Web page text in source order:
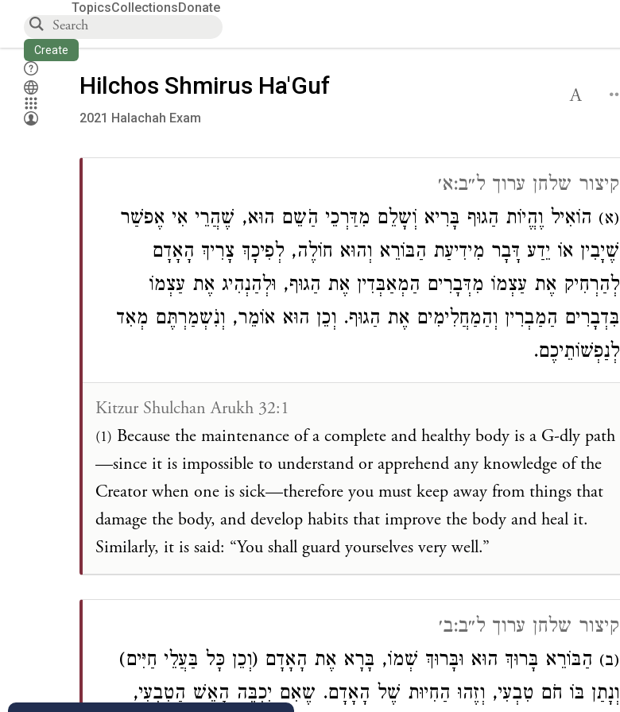
TopicsCollectionsDonate
Create
Hilchos Shmirus Ha'Guf
2021 Halachah Exam
קיצור שלחן ערוך ל״ב:א׳
(א) הוֹאִיל וֶהֱיוֹת הַגוּף בָּרִיא וְֹשָלֵם מִדַּרְכֵי הַֹשֵם הוּא, שֶׁהֲרֵי אִי אֶפשַׁר
שֶׁיָבִין אוֹ יֵדַע דָּבָר מִידִיעַת הַבּוֹרֵא וְהוּא חוֹלֶה, לְפִיכָךְ צָרִיךְ הָאָדָם
לְהַרְחִיק אֶת עַצְמוֹ מִדְּבָרִים הַמְאַבְּדִין אֶת הַגוּף, וּלְהַנְהִיג אֶת עַצְמוֹ
בִּדְבָרִים הַמַבְרִין וְהַמַחֲלִימִים אֶת הַגוּף. וְכֵן הוּא אוֹמֵר, וְנִֹשְמַרְתֶּם מְאִד
לְנַפְשׁוֹתֵיכֶם.
Kitzur Shulchan Arukh 32:1
(1) Because the maintenance of a complete and healthy body is a G-dly path
—since it is impossible to understand or apprehend any knowledge of the
Creator when one is sick—therefore you must keep away from things that
damage the body, and develop habits that improve the body and heal it.
Similarly, it is said: “You shall guard yourselves very well.”
קיצור שלחן ערוך ל״ב:ב׳
(ב) הַבּוֹרֵא בָּרוּךְ הוּא וּבָּרוּךְ שְׁמוֹ, בָּרָא אֶת הָאָדָם (וְכֵן כָּל בַּעֲלֵי חַיִּים)
וְנָתַן בּוֹ חֹם טִבְעִי, וְזֶהוּ הַחִיוּת שֶׁל הָאָדָם. שֶאִם יִכְבֶּה הָאֵשׁ הַטִבְעִי,